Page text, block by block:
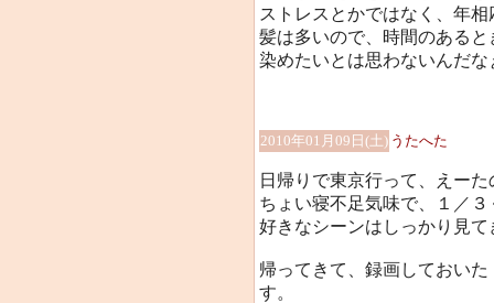
ストレスとかではなく、年
髪は多いので、時間のある
染めたいとは思わないんだな
2010年01月09日(土) うたへた
日帰りで東京行って、えー
ちょい寝不足気味で、１／
好きなシーンはしっかり見て
帰ってきて、録画しておい
す。